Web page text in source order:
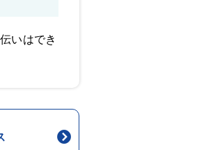
いはでき